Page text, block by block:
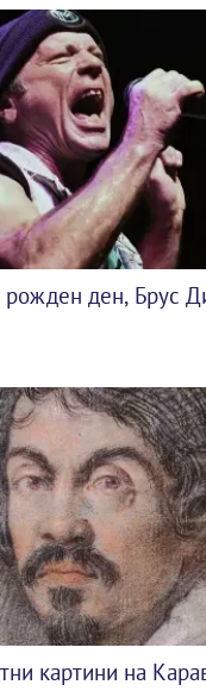
рожден ден, Брус
картини на